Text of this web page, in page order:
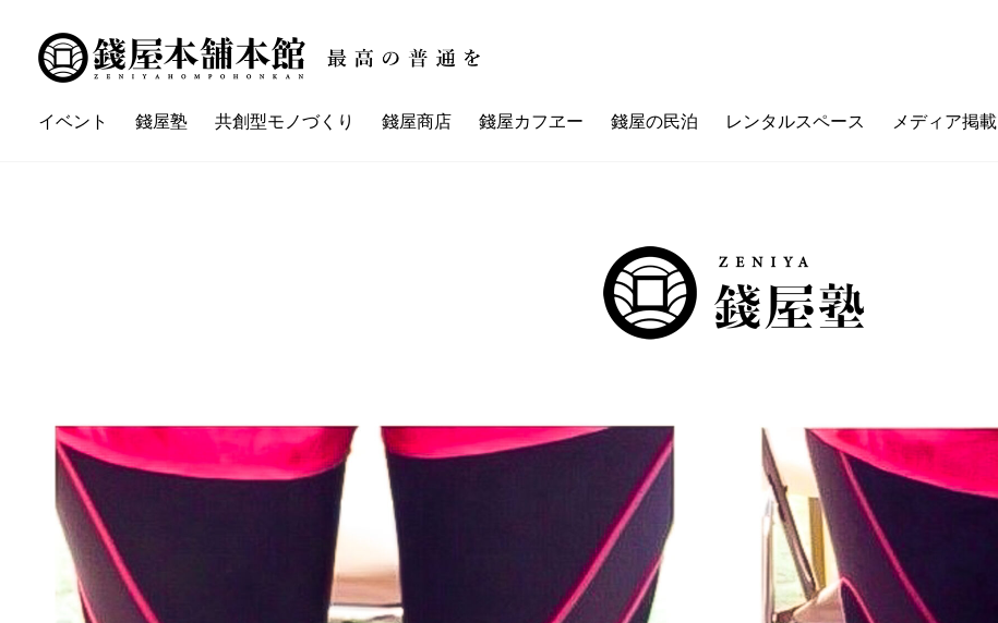
イベント 錢屋塾 共創型モノづくり 錢屋商店 錢屋カフヱー 錢屋の民泊 レンタルスペース メディア掲載